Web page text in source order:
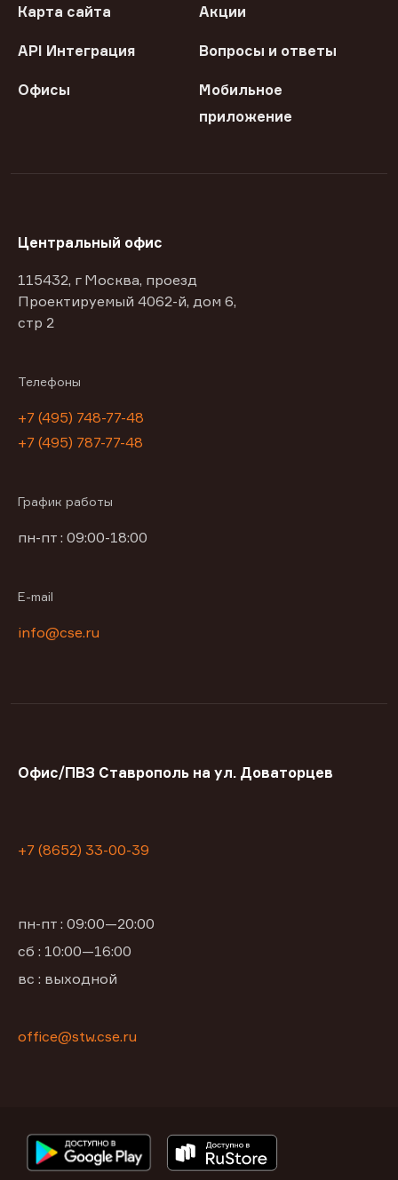
Карта сайта Акции
API Интеграция Вопросы и ответы
Офисы
Мобильное
приложение
Центральный офис
115432, г Москва, проезд
Проектируемый 4062-й, дом 6,
стр 2
Телефоны
+7 (495) 748-77-48
+7 (495) 787-77-48
График работы
пн-пт : 09:00-18:00
E-mail
info@cse.ru
Офис/ПВЗ Ставрополь на ул. Доваторцев
+7 (8652) 33-00-39
пн-пт : 09:00—20:00
сб : 10:00—16:00
вс : выходной
office@stw.cse.ru